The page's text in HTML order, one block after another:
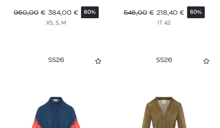
960,00 € 384,00 € 60%
XS, S, M
546,00 € 218,40 € 60%
IT 42
SS26 SS26